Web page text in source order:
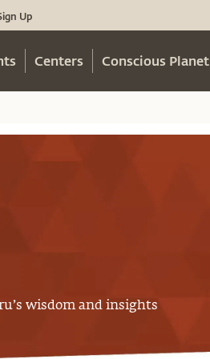
Up
Centers Conscious Planet
wisdom and insights